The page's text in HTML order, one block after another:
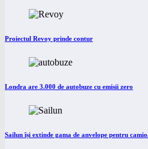
Proiectul Revoy prinde contur
Londra are 3.000 de autobuze cu emisii zero
Sailun își extinde gama de anvelope pentru